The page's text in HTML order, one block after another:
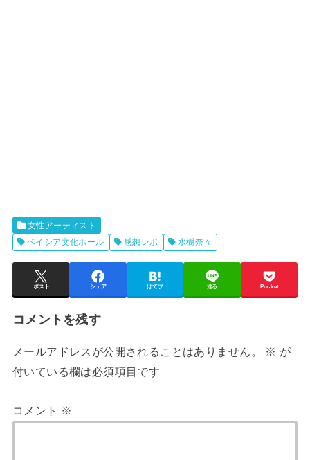
女性アーティスト
ベイシア文化ホール
感想レポ 水樹奈々
ポスト シェア はてブ 送る Pocket
コメントを残す
メールアドレスが公開されることはありません。 ※ が
付いている欄は必須項目です
コメント ※